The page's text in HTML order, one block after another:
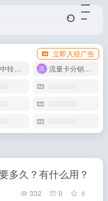
立即入驻广告
礼品单中转同步单
流量卡分销代理
多久？有什么用？
332 0 0